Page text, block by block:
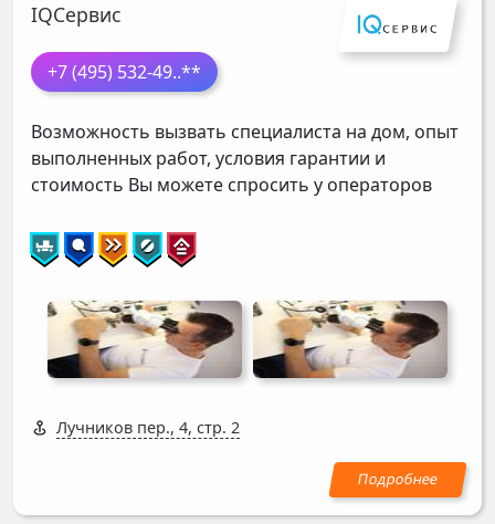
IQСервис
+7 (495) 532-49..**
Возможность вызвать специалиста на дом, опыт
выполненных работ, условия гарантии и
стоимость Вы можете спросить у операторов
Лучников пер., 4, стр. 2